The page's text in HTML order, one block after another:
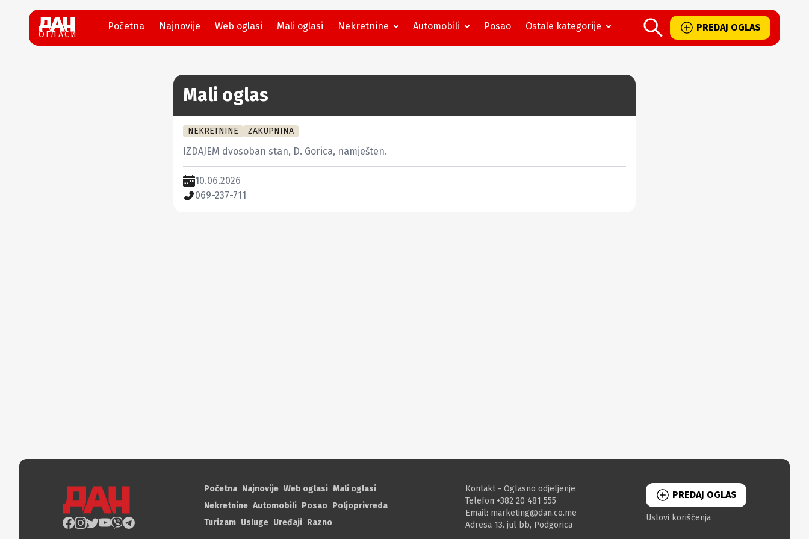
ОГЛАСИ
Početna Najnovije Web oglasi Mali oglasi Nekretnine Automobili Posao Ostale kategorije PREDAJ OGLAS
Mali oglas
NEKRETNINE ZAKUPNINA
IZDAJEM dvosoban stan, D. Gorica, namješten.
10.06.2026
069-237-711
Početna Najnovije Web oglasi Mali oglasi
Nekretnine Automobili Posao Poljoprivreda
Turizam Usluge Uređaji Razno
Kontakt - Oglasno odjeljenje
Telefon +382 20 481 555
Email: marketing@dan.co.me
Adresa 13. jul bb, Podgorica
PREDAJ OGLAS
Uslovi korišćenja